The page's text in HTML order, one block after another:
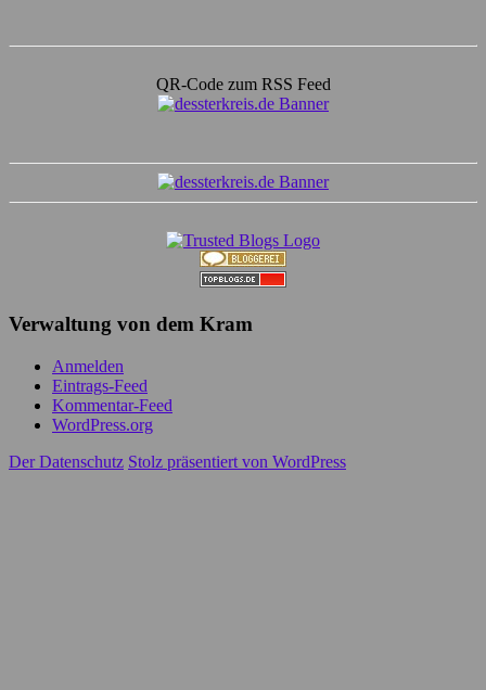
QR-Code zum RSS Feed
Verwaltung von dem Kram
Anmelden
Eintrags-Feed
Kommentar-Feed
WordPress.org
Der Datenschutz Stolz präsentiert von WordPress